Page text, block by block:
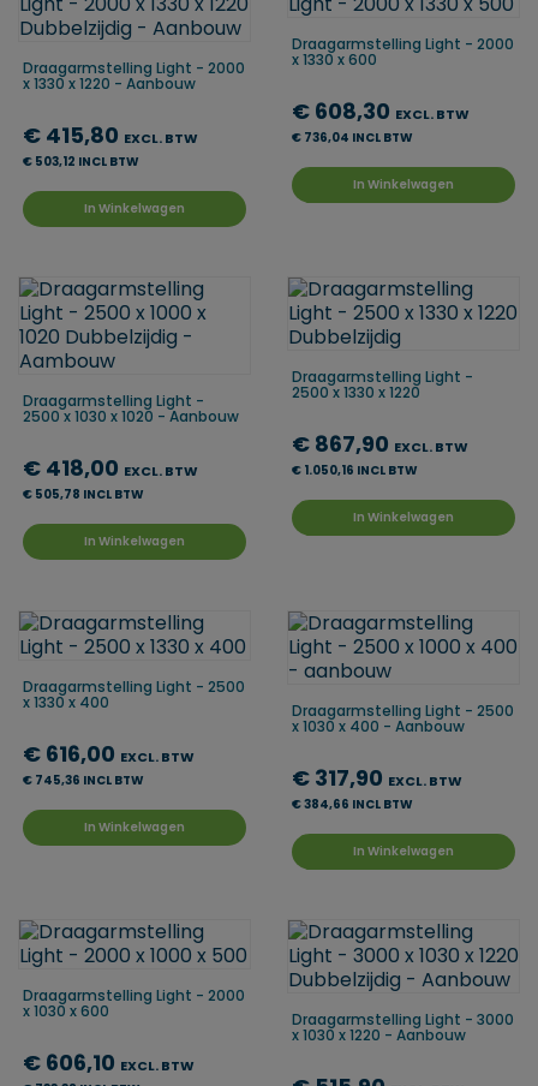
Draagarmstelling Light - 2000
x 1330 x 1220 - Aanbouw
€ 415,80 EXCL. BTW
€ 503,12 INCL BTW
In Winkelwagen
Draagarmstelling Light - 2000
x 1330 x 600
€ 608,30 EXCL. BTW
€ 736,04 INCL BTW
In Winkelwagen
Draagarmstelling Light -
2500 x 1030 x 1020 - Aanbouw
€ 418,00 EXCL. BTW
€ 505,78 INCL BTW
In Winkelwagen
Draagarmstelling Light -
2500 x 1330 x 1220
€ 867,90 EXCL. BTW
€ 1.050,16 INCL BTW
In Winkelwagen
Draagarmstelling Light - 2500
x 1330 x 400
€ 616,00 EXCL. BTW
€ 745,36 INCL BTW
In Winkelwagen
Draagarmstelling Light - 2500
x 1030 x 400 - Aanbouw
€ 317,90 EXCL. BTW
€ 384,66 INCL BTW
In Winkelwagen
Draagarmstelling Light - 2000
x 1030 x 600
€ 606,10 EXCL. BTW
Draagarmstelling Light - 3000
x 1030 x 1220 - Aanbouw